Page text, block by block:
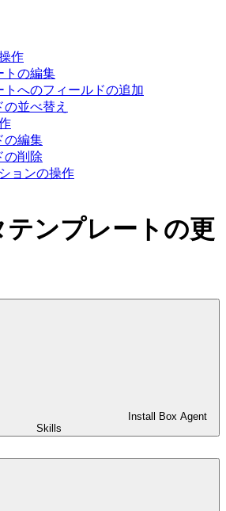
作
トの編集
トへのフィールドの追加
並べ替え
の編集
の削除
ョンの操作
テンプレートの更
Install Box Agent
Skills